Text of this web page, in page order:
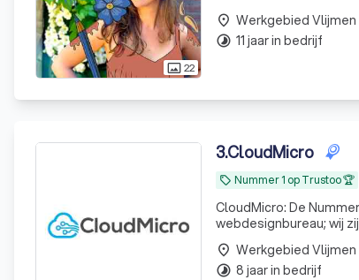
photo_size_select_actual22
boodschap het beste
place Werkgebied Vlijmen
timelapse 11 jaar in bedrijf
3.CloudMicro
local_offer Nummer 1 op Trustoo 🏆
CloudMicro: De Nummer 1 in Webdesign &
webdesignbureau; wij
design en een scherp
waar ze
place Werkgebied Vlijmen
timelapse 8 jaar in bedrijf